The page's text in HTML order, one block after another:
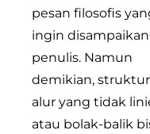
pesan filosofis
ingin disampaikan
penulis. Namun
demikian, struktur
alur yang tidak
atau bolak-balik